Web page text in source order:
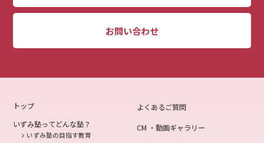
お問い合わせ
トップ
いずみ塾ってどんな塾？
いずみ塾の目指す教育
よくあるご質問
CM ・動画ギャラリー